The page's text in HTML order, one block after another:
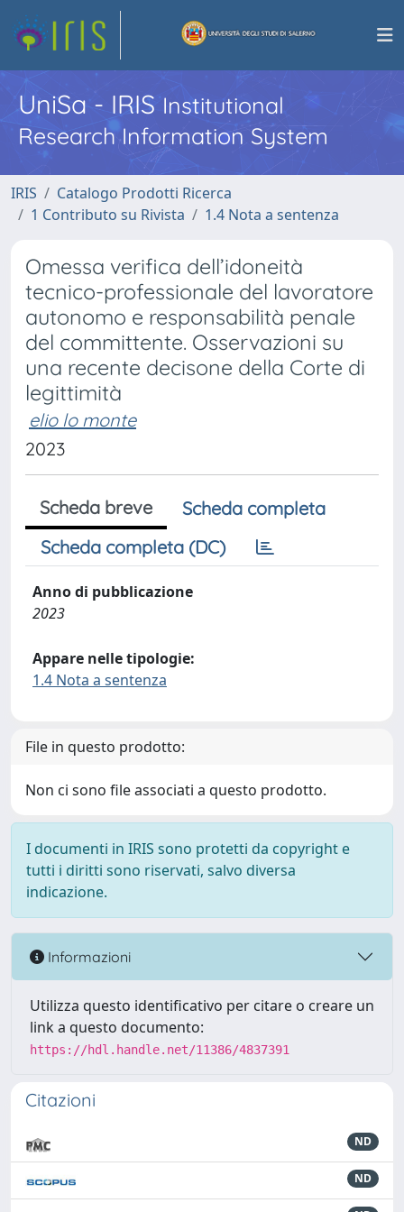
UniSa - IRISInstitutional
Research Information System
IRIS
Catalogo Prodotti Ricerca
1 Contributo su Rivista
1.4 Nota a sentenza
Omessa verifica dell’idoneità
tecnico-professionale del lavoratore
autonomo e responsabilità penale
del committente. Osservazioni su
una recente decisone della Corte di
legittimità
elio lo monte
2023
Scheda breve
Scheda completa
Scheda completa (DC)
Anno di pubblicazione
2023
Appare nelle tipologie:
1.4 Nota a sentenza
File in questo prodotto:
Non ci sono file associati a questo prodotto.
I documenti in IRIS sono protetti da copyright e
tutti i diritti sono riservati, salvo diversa
indicazione.
Informazioni
Utilizza questo identificativo per citare o creare un
link a questo documento:
https://hdl.handle.net/11386/4837391
Citazioni
ND
ND